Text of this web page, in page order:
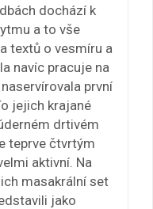
dochází k
a to vše
textů o vesmíru a
navíc pracuje na
první
jejich krajané
drtivém
teprve čtvrtým
aktivní. Na
masakrální set
jako